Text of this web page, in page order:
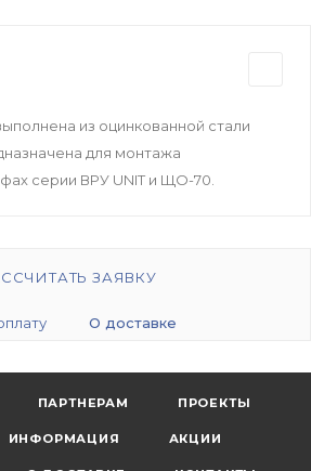
из оцинкованной стали
для монтажа
серии ВРУ UNIT и ЩО-70.
ЗАЯВКУ
О доставке
ПАРТНЕРАМ ПРОЕКТЫ
ИНФОРМАЦИЯ АКЦИИ